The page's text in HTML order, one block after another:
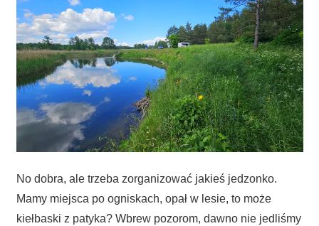
No dobra, ale trzeba zorganizować jakieś jedzonko.
Mamy miejsca po ogniskach, opał w lesie, to może
kiełbaski z patyka? Wbrew pozorom, dawno nie jedliśmy